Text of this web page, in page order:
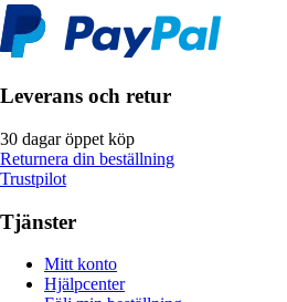
Leverans och retur
30 dagar öppet köp
Returnera din beställning
Trustpilot
Tjänster
Mitt konto
Hjälpcenter